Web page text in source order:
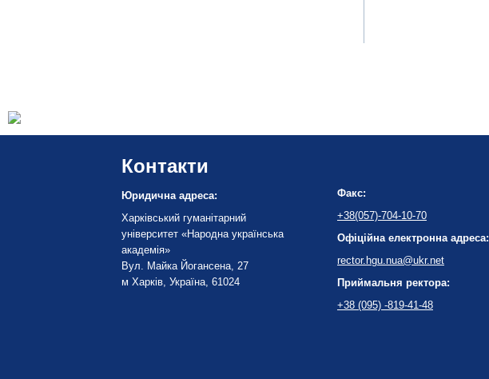
Контакти
Юридична адреса:
Харківський гуманітарний
університет «Народна українська
академія»
Вул. Майка Йогансена, 27
м Харків, Україна, 61024
Факс:
+38(057)-704-10-70
Офіційна електронна адреса:
rector.hgu.nua@ukr.net
Приймальня ректора:
+38 (095) -819-41-48